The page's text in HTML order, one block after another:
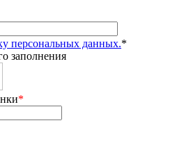
персональных данных.*
заполнения
*